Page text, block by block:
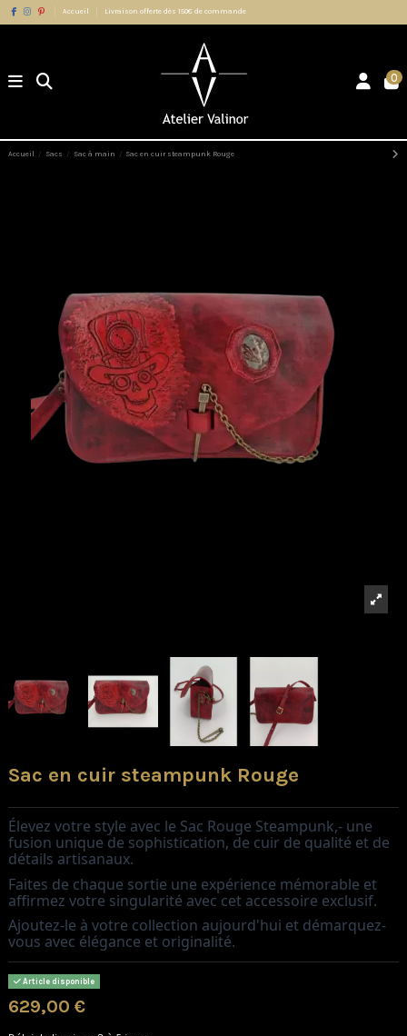
Accueil Livraison offerte dès 150€ de commande
0
Accueil Sacs Sac à main Sac en cuir steampunk Rouge
Sac en cuir steampunk Rouge
Élevez votre style avec le Sac Rouge Steampunk,- une
fusion unique de sophistication, de cuir de qualité et de
détails artisanaux.
Faites de chaque sortie une expérience mémorable et
affirmez votre singularité avec cet accessoire exclusif.
Ajoutez-le à votre collection aujourd'hui et démarquez-
vous avec élégance et originalité.
Article disponible
629,00 €